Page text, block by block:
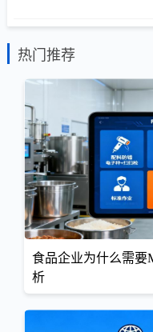
热门推荐
食品企业为什么需要
析